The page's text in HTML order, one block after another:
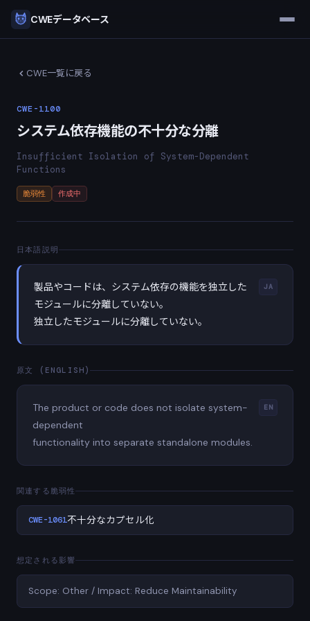
CWEデータベース
CWE一覧に戻る
CWE-1100
システム依存機能の不十分な分離
Insufficient Isolation of System-Dependent
Functions
脆弱性 作成中
日本語説明
JA
製品やコードは、システム依存の機能を独立した
モジュールに分離していない。
独立したモジュールに分離していない。
原文 (ENGLISH)
EN
The product or code does not isolate system-
dependent
functionality into separate standalone modules.
関連する脆弱性
CWE-1061不十分なカプセル化
想定される影響
Scope: Other / Impact: Reduce Maintainability